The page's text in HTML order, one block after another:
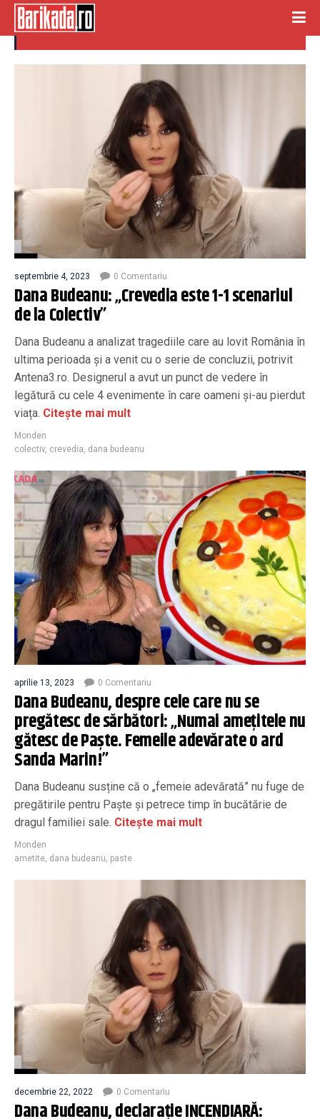
dana budeanu
septembrie 4, 2023 0 Comentariu
Dana Budeanu: „Crevedia este 1-1 scenariul
de la Colectiv”
Dana Budeanu a analizat tragediile care au lovit România în
ultima perioada şi a venit cu o serie de concluzii, potrivit
Antena3.ro. Designerul a avut un punct de vedere în
legătură cu cele 4 evenimente în care oameni și-au pierdut
viața. Citește mai mult
Monden
colectiv, crevedia, dana budeanu
aprilie 13, 2023 0 Comentariu
Dana Budeanu, despre cele care nu se
pregătesc de sărbători: „Numai amețitele nu
gătesc de Paște. Femeile adevărate o ard
Sanda Marin!”
Dana Budeanu susține că o „femeie adevărată” nu fuge de
pregătirile pentru Paște și petrece timp în bucătărie de
dragul familiei sale. Citește mai mult
Monden
ametite, dana budeanu, paste
decembrie 22, 2022 0 Comentariu
Dana Budeanu, declaraţie INCENDIARĂ: